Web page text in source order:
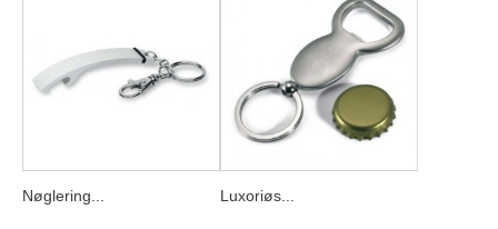
Nøglering... Luxoriøs...